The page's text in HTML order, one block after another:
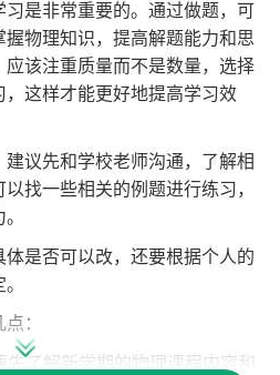
是非常重要的。通过做题，可
物理知识，提高解题能力和思
该注重质量而不是数量，选择
这样才能更好地提高学习效
议先和学校老师沟通，了解相
找一些相关的例题进行练习，
是否可以改，还要根据个人的
：
先了解新学期的物理课程内容和